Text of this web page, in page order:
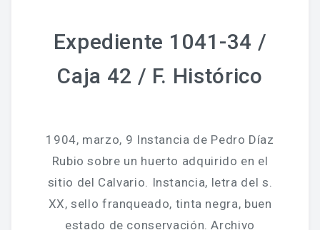
Expediente 1041-34 /
Caja 42 / F. Histórico
1904, marzo, 9 Instancia de Pedro Díaz
Rubio sobre un huerto adquirido en el
sitio del Calvario. Instancia, letra del s.
XX, sello franqueado, tinta negra, buen
estado de conservación. Archivo